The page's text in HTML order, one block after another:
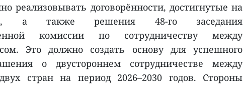
реализовывать договорённости, достигнутые на
а также решения 48-го заседания
комиссии по сотрудничеству между
Это должно создать основу для успешного
о двустороннем сотрудничестве между
стран на период 2026–2030 годов. Стороны